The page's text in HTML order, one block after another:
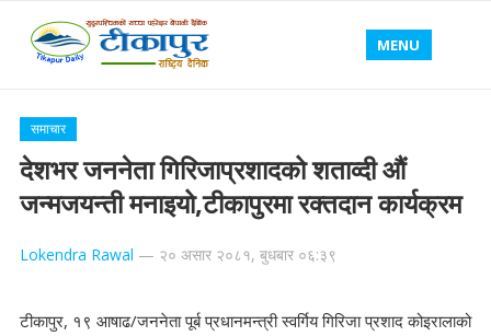
MENU
समाचार
देशभर जननेता गिरिजाप्रशादको शताव्दी औं
जन्मजयन्ती मनाइयो,टीकापुरमा रक्तदान कार्यक्रम
Lokendra Rawal — २० असार २०८१, बुधबार ०६:३९
टीकापुर, १९ आषाढ/जननेता पूर्ब प्रधानमन्त्री स्वर्गिय गिरिजा प्रशाद कोइरालाको